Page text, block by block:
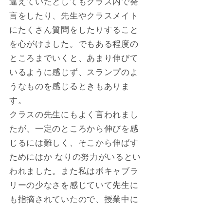
言をしたり、先生やクラスメイト
にたくさん質問をしたりすること
を心がけました。でもある程度の
ところまでいくと、あまり伸びて
いるように感じず、スランプのよ
うなものを感じるときもありま
す。
クラスの先生にもよく言われまし
たが、一定のところから伸びを感
じるには難しく、そこから伸ばす
ためにはか なりの努力がいるとい
われました。また私はボキャブラ
リーの少なさを感じていて先生に
も指摘されていたので、授業中に